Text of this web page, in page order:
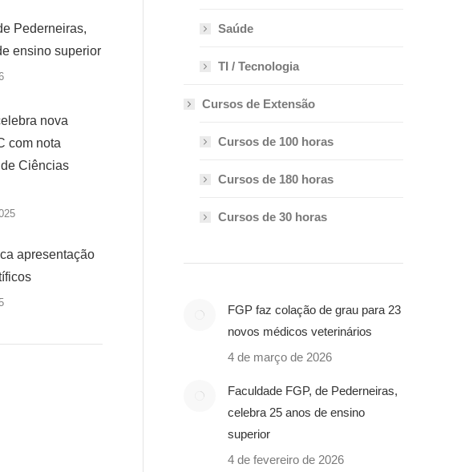
Pederneiras,
ensino superior
nova
com nota
Ciências
apresentação
Saúde
TI / Tecnologia
Cursos de Extensão
Cursos de 100 horas
Cursos de 180 horas
Cursos de 30 horas
FGP faz colação de grau para 23
novos médicos veterinários
4 de março de 2026
Faculdade FGP, de Pederneiras,
celebra 25 anos de ensino
superior
4 de fevereiro de 2026